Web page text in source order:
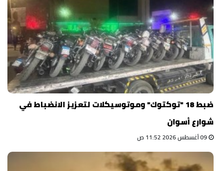
ضبط 18 "توكتوك" وموتوسيكلات لتعزيز الانضباط في
شوارع أسوان